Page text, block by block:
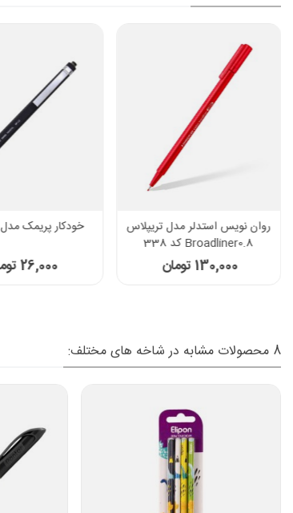
روان نویس استدلر مدل تریپلاس
Broadliner0.8 کد 338
130,000 تومان
خودکار پریمک مدل Radical
26,000 تومان
8 محصولات مشابه در شاخه های مختلف: